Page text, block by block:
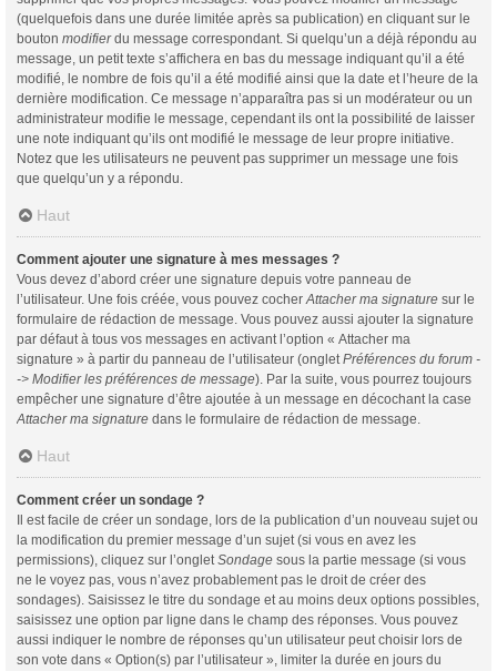
(quelquefois dans une durée limitée après sa publication) en cliquant sur le
bouton modifierdu message correspondant. Si quelqu’un a déjà répondu au
message, un petit texte s’affichera en bas du message indiquant qu’il a été
modifié, le nombre de fois qu’il a été modifié ainsi que la date et l’heure de la
dernière modification. Ce message n’apparaîtra pas si un modérateur ou un
administrateur modifie le message, cependant ils ont la possibilité de laisser
une note indiquant qu’ils ont modifié le message de leur propre initiative.
Notez que les utilisateurs ne peuvent pas supprimer un message une fois
que quelqu’un y a répondu.
Haut
Comment ajouter une signature à mes messages ?
Vous devez d’abord créer une signature depuis votre panneau de
l’utilisateur. Une fois créée, vous pouvez cocherAttacher ma signature sur le
formulaire de rédaction de message. Vous pouvez aussi ajouter la signature
par défaut à tous vos messages en activant l’option « Attacher ma
signature » à partir du panneau de l’utilisateur (ongletPréférences du forum -
-> Modifier les préférences de message). Par la suite, vous pourrez toujours
empêcher une signature d’être ajoutée à un message en décochant la case
Attacher ma signature dans le formulaire de rédaction de message.
Haut
Comment créer un sondage ?
Il est facile de créer un sondage, lors de la publication d’un nouveau sujet ou
la modification du premier message d’un sujet (si vous en avez les
permissions), cliquez sur l’ongletSondage sous la partie message (si vous
ne le voyez pas, vous n’avez probablement pas le droit de créer des
sondages). Saisissez le titre du sondage et au moins deux options possibles,
saisissez une option par ligne dans le champ des réponses. Vous pouvez
aussi indiquer le nombre de réponses qu’un utilisateur peut choisir lors de
son vote dans « Option(s) par l’utilisateur », limiter la durée en jours du